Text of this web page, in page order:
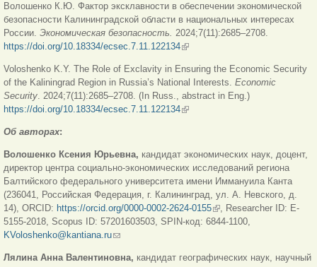
Волошенко К.Ю. Фактор эксклавности в обеспечении экономической
безопасности Калининградской области в национальных интересах
России. Экономическая безопасность. 2024;7(11):2685–2708.
https://doi.org/10.18334/ecsec.7.11.122134(внешняя ссылка)
Voloshenko K.Y. The Role of Exclavity in Ensuring the Economic Security
of the Kaliningrad Region in Russia’s National Interests. Economic
Security. 2024;7(11):2685–2708. (In Russ., abstract in Eng.)
https://doi.org/10.18334/ecsec.7.11.122134(внешняя ссылка)
Об авторах:
Волошенко Ксения Юрьевна, кандидат экономических наук, доцент,
директор центра социально-экономических исследований региона
Балтийского федерального университета имени Иммануила Канта
(236041, Российская Федерация, г. Калининград, ул. А. Невского, д.
14), ORCID: https://orcid.org/0000-0002-2624-0155(внешняя ссылка)
, Researcher ID: E-
5155-2018, Scopus ID: 57201603503, SPIN-код: 6844-1100,
KVoloshenko@kantiana.ru(ссылка для отправки email)
Лялина Анна Валентиновна, кандидат географических наук, научный